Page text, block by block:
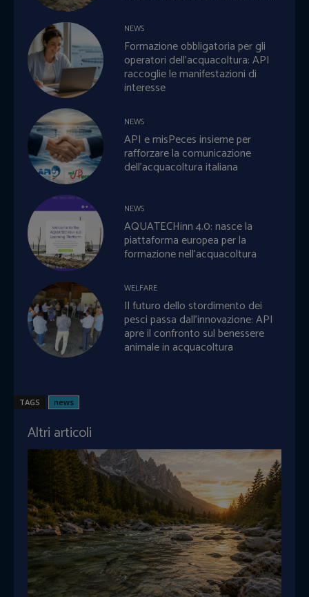
NEWS
Formazione obbligatoria per gli
operatori dell’acquacoltura: API
raccoglie le manifestazioni di
interesse
NEWS
API e misPeces insieme per
rafforzare la comunicazione
dell’acquacoltura italiana
NEWS
AQUATECHinn 4.0: nasce la
piattaforma europea per la
formazione nell’acquacoltura
WELFARE
Il futuro dello stordimento dei
pesci passa dall’innovazione: API
apre il confronto sul benessere
animale in acquacoltura
TAGS news
Altri articoli